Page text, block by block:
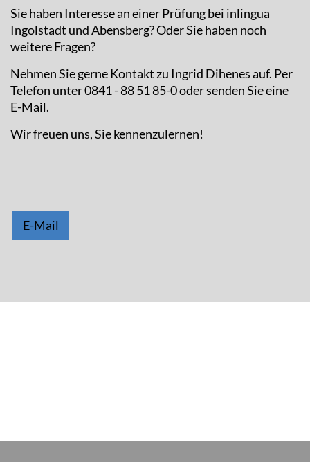
Sie haben Interesse an einer Prüfung bei inlingua
Ingolstadt und Abensberg? Oder Sie haben noch
weitere Fragen?
Nehmen Sie gerne Kontakt zu Ingrid Dihenes auf. Per
Telefon unter 0841 - 88 51 85-0 oder senden Sie eine
E-Mail.
Wir freuen uns, Sie kennenzulernen!
E-Mail